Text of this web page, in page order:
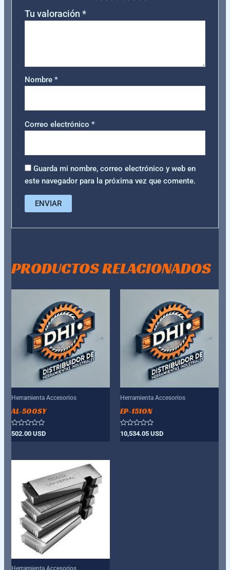
Tu valoración *
Nombre *
Correo electrónico *
Guarda mi nombre, correo electrónico y web en
este navegador para la próxima vez que comente.
PRODUCTOS RELACIONADOS
Herramienta Accesorios
AL-500SY
Valorado
con
502.00USD
Herramienta Accesorios
EP-1510N
Valorado
con
10,534.05 USD
Herramienta Accesorios